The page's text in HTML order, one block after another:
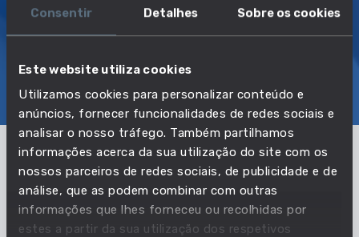
Consentir Detalhes Sobre os cookies
Este website utiliza cookies
Utilizamos cookies para personalizar conteúdo e
anúncios, fornecer funcionalidades de redes sociais e
analisar o nosso tráfego. Também partilhamos
informações acerca da sua utilização do site com os
nossos parceiros de redes sociais, de publicidade e de
análise, que as podem combinar com outras
informações que lhes forneceu ou recolhidas por
estes a partir da sua utilização dos respetivos
Gerente de organizadora de excursões
SOBREEMPREGO E SALÁRIO
EDUCAÇÃO E COMPETÊNCIAS
TRANSIÇÕES
Pertencente à profissão:
Diretores de vendas e marketing